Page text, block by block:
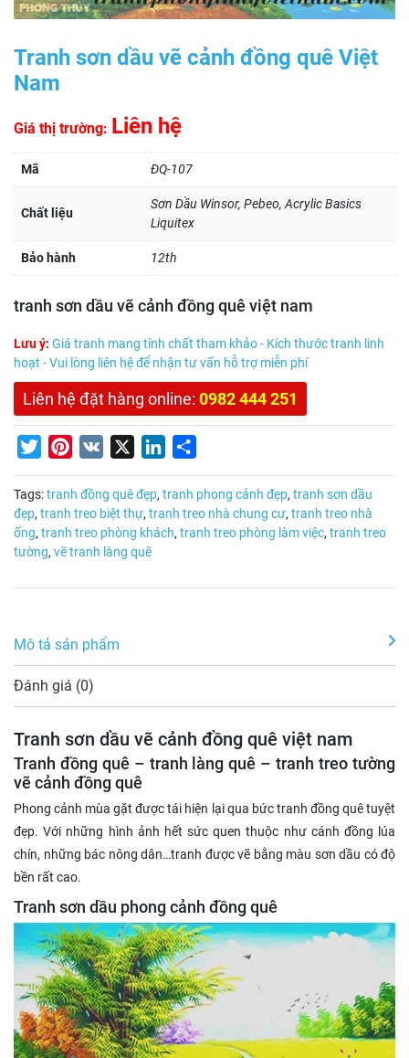
Tranh sơn dầu vẽ cảnh đồng quê Việt
Nam
Giá thị trường: Liên hệ
Mã ĐQ-107
Chất liệu
Sơn Dầu Winsor, Pebeo, Acrylic Basics
Liquitex
Bảo hành 12th
tranh sơn dầu vẽ cảnh đồng quê việt nam
Lưu ý: Giá tranh mang tính chất tham khảo - Kích thước tranh linh
hoạt - Vui lòng liên hệ để nhận tư vấn hỗ trợ miễn phí
Liên hệ đặt hàng online: 0982 444 251
TwitterPinterest
VK LinkedIn
Tags:tranh đồng quê đẹp, tranh phong cảnh đẹp, tranh sơn dầu
đẹp, tranh treo biệt thự, tranh treo nhà chung cư, tranh treo nhà
ống, tranh treo phòng khách, tranh treo phòng làm việc, tranh treo
tường, vẽ tranh làng quê
Mô tả sản phẩm
Đánh giá (0)
Tranh sơn dầu vẽ cảnh đồng quê việt nam
Tranh đồng quê – tranh làng quê – tranh treo tường
vẽ cảnh đồng quê
Phong cảnh mùa gặt được tái hiện lại qua bức tranh đồng quê tuyệt
đẹp. Với những hình ảnh hết sức quen thuộc như cánh đồng lúa
chín, những bác nông dân…tranh được vẽ bằng màu sơn dầu có độ
bền rất cao.
Tranh sơn dầu phong cảnh đồng quê